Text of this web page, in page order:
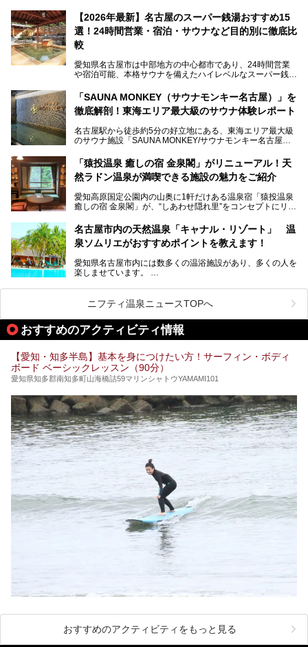
この地で30年にわたり愛され続けてきた施設だからこそ、
地元住民をはじめオープンを待ちわびている人も多いのでは
ないでしょうか。
老朽化した設備の補修を機に、2年前からじっくり構想を練
ってきたというだけあって、館内の充実度は想像以上。
以前の4倍に拡張したという露天エリアや10の浴槽、40人収
容の巨大なスタジアムサウナに、岩盤浴やリラクゼーション
までまるごと楽しめる施設に生まれ変わりました。
今回は、全面リニューアルして新しくなった「スパアクアス
【2026年最新】名古屋のスーパー銭湯おすすめ15
選！24時間営業・宿泊・サウナなど目的別に徹底比
較
愛知県名古屋市は中部地方の中心都市であり、24時間営業
や宿泊可能、本格サウナを備えたハイレベルなスーパー銭湯
そのため、「日々の仕事の疲れを心身ともにリセットした
い」「休日に時間を忘れて1日中ダラダラ過ごしたい」「コ
くある点が魅力です！
お好みの温泉施設を見つけて楽しんでくださいね。
「SAUNA MONKEY（サウナモンキー名古屋）」を
徹底解剖！東海エリア最大級のサウナ体験レポート
名古屋駅から徒歩約5分の好立地にある、東海エリア最大級
のサウナ施設「SAUNA MONKEY/サウナモンキー名古屋」
「名古屋駅周辺ってサウナが少ないよね」という声をよく耳
にするだけあり、アクセスの良さにも胸が高鳴ります。
今回は普段は男性専用となっているパブリックサウナが、女
さっそく取材してきました！
「猿投温泉 癒しの宿 金泉閣」がリニューアル！天
然ラドン温泉が満喫できる施設の魅力をご紹介
愛知高原国定公園内の山奥に1軒だけある温泉宿「猿投温泉
癒しの宿 金泉閣」が、“しあわせ隠れ里”をコンセプトにリニ
天然ラドン温泉が堪能できるお風呂や、新設・改装された客
室、地元の食材と温泉水で作られたお料理……。
ご紹介します。
名古屋市内の天然温泉「キャナル・リゾート」 温
泉ソムリエがおすすめポイントを教えます！
愛知県名古屋市内には数多くの温浴施設があり、多くの人を
楽しませています。
ムリエの目線で紹介していきます！
名古屋市内にはスーパー銭湯や日帰り温泉が多く、「どこに
行こうかな？」と悩んでしまう方も多いと思います。
ぜひこの記事を参考にして「キャナル・リゾート」に出かけ
てみるのはいかがでしょうか？
ニフティ温泉ニュースTOPへ
おすすめのアクティビティ情報
【愛知・知多半島】基本を身につけたい方！サーフィン・ボディ
ボード ベーシックレッスン（90分）
愛知県知多郡南知多町山海橋詰59マリンシャトウYAMAMI101
おすすめのアクティビティをもっと見る